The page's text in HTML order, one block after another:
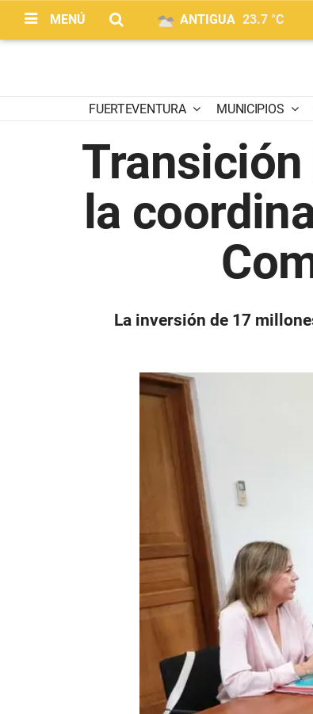
MENÚ ANTIGUA 23.7 °C
FUERTEVENTURA MUNICIPIOS
la
La inversión de 17